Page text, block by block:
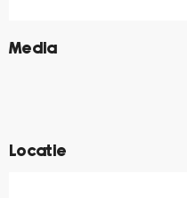
Media
©
©
Locatie